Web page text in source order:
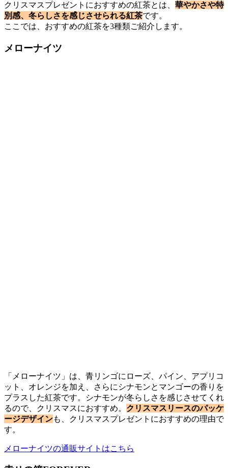
クリスマスプレゼントにおすすめの紅茶とは、 華やかさや特
別感、冬らしさを感じさせられる紅茶です。
ここでは、おすすめの紅茶を3種類ご紹介します。
メローナイツ
「メローナイツ」は、青リンゴにローズ、パイン、アプリコ
ット、オレンジを加え、さらにシナモンとマンゴーの香りを
プラスした紅茶です。シナモンが冬らしさを感じさせてくれ
るので、クリスマスにおすすめ。 クリスマスリースのパッケ
ージデザインも、クリスマスプレゼントにおすすめの理由で
す。
メローナイツの通販サイトはこちら